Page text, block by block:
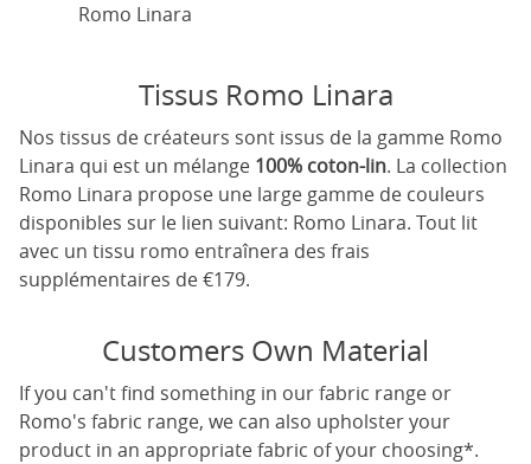
Romo Linara
Tissus Romo Linara
Nos tissus de créateurs sont issus de la gamme Romo
Linara qui est un mélange 100% coton-lin. La collection
Romo Linara propose une large gamme de couleurs
disponibles sur le lien suivant: Romo Linara. Tout lit
avec un tissu romo entraînera des frais
supplémentaires de €179.
Customers Own Material
If you can't find something in our fabric range or
Romo's fabric range, we can also upholster your
product in an appropriate fabric of your choosing*.